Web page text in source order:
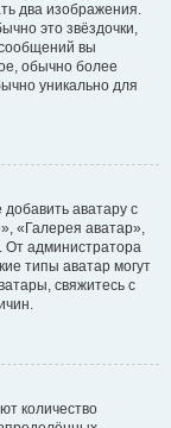
два изображения.
это звёздочки,
вы
обычно более
уникально для
аватару с
«Галерея аватар»,
От администратора
типы аватар могут
свяжитесь с
количество